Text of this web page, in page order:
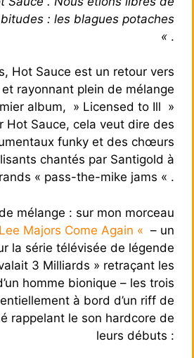
: les blagues potaches
« .
Hot Sauce est un retour vers
rayonnant plein de mélange
album, » Licensed to Ill »
Hot Sauce, cela veut dire des
funky et des chœurs
chantés par Santigold à
« pass-the-mike jams « .
mélange : sur mon morceau
Majors Come Again « – un
la série télévisée de légende
3 Milliards » retraçant les
homme bionique – les trois
à bord d’un riff de
rappelant le son hardcore de
leurs débuts :